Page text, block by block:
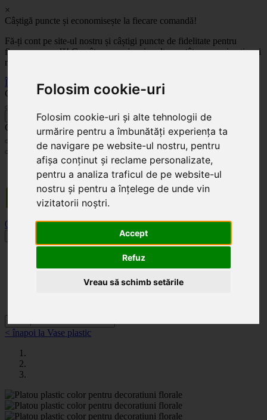
Folosim cookie-uri
Folosim cookie-uri și alte tehnologii de
urmărire pentru a îmbunătăți experiența ta
de navigare pe website-ul nostru, pentru
afișa conținut și reclame personalizate,
pentru a analiza traficul de pe website-ul
nostru și pentru a înțelege de unde vin
vizitatorii noștri.
Accept
Refuz
Vreau să schimb setările
×
Câștigă puncte și economisește la fiecare comandă!
Fă-ți cont pe site-ul nostru și câștigi puncte de fidelitate pentru
fiecare comandă! Cu cât comanzi mai mult, cu atât economisești mai
mult!
Înregistrează-te acum
Celoplast
Celoplast
Transportul este GRATUIT pentru comenzile mai mari de 350 Lei. Comanda minimă în
valoare de 100 Lei. Expediere în 1 - 2 zile lucrătoare.
0
Categorii
< înapoi la Vase plastic